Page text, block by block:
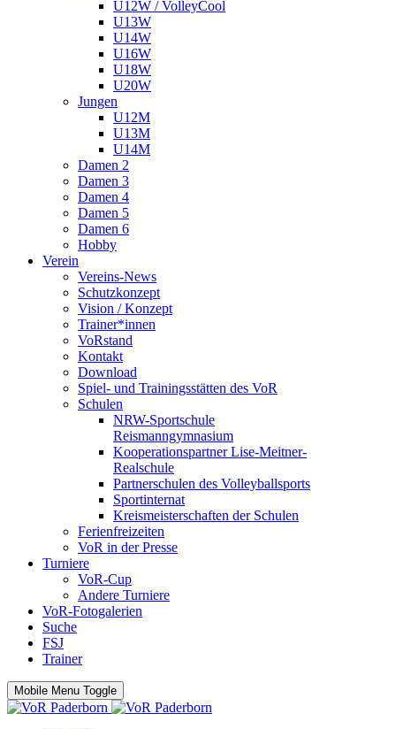
U12W / VolleyCool
U13W
U14W
U16W
U18W
U20W
Jungen
U12M
U13M
U14M
Damen 2
Damen 3
Damen 4
Damen 5
Damen 6
Hobby
Verein
Vereins-News
Schutzkonzept
Vision / Konzept
Trainer*innen
VoRstand
Kontakt
Download
Spiel- und Trainingsstätten des VoR
Schulen
NRW-Sportschule
Reismanngymnasium
Kooperationspartner Lise-Meitner-
Realschule
Partnerschulen des Volleyballsports
Sportinternat
Kreismeisterschaften der Schulen
Ferienfreizeiten
VoR in der Presse
Turniere
VoR-Cup
Andere Turniere
VoR-Fotogalerien
Suche
FSJ
Trainer
Mobile Menu Toggle